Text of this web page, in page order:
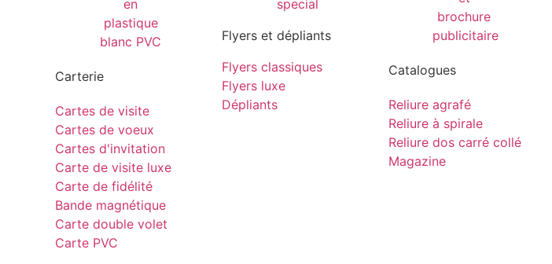
Carterie
Cartes de visite
Cartes de voeux
Cartes d'invitation
Carte de visite luxe
Carte de fidélité
Bande magnétique
Carte double volet
Carte PVC
Flyers et dépliants
Flyers classiques
Flyers luxe
Dépliants
Catalogues
Reliure agrafé
Reliure à spirale
Reliure dos carré collé
Magazine